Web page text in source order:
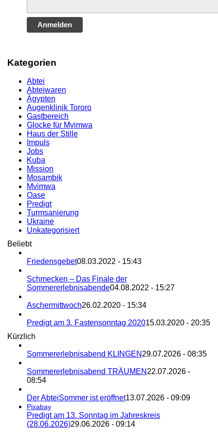
Anmelden
Kategorien
Abtei
Abteiwaren
Ägypten
Augenklinik Tororo
Gastbereich
Glocke für Mvimwa
Haus der Stille
Impuls
Jobs
Kuba
Mission
Mosambik
Mvimwa
Oase
Predigt
Turmsanierung
Ukraine
Unkategorisiert
Beliebt
Friedensgebet08.03.2022 - 15:43
Schmecken – Das Finale der
Sommererlebnisabende04.08.2022 - 15:27
Aschermittwoch26.02.2020 - 15:34
Predigt am 3. Fastensonntag 202015.03.2020 - 20:35
Kürzlich
Sommererlebnisabend KLINGEN 29.07.2026 - 08:35
Sommererlebnisabend TRÄUMEN 22.07.2026 -
08:54
Der AbteiSommer ist eröffnet13.07.2026 - 09:09
Pixabay
Predigt am 13. Sonntag im Jahreskreis
(28.06.2026)29.06.2026 - 09:14